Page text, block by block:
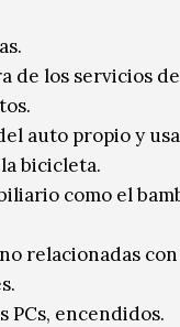
de los servicios
auto propio y
bicicleta.
como el
relacionadas
PCs, encendidos.